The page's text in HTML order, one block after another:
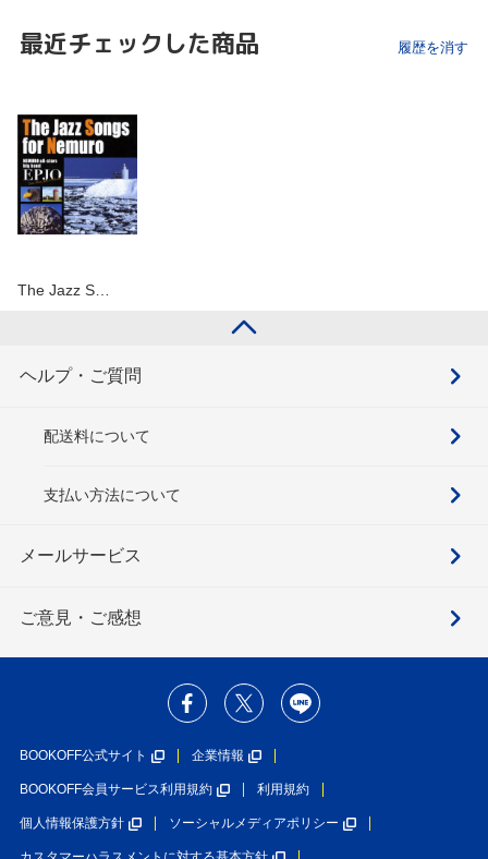
最近チェックした商品 履歴を消す
The Jazz S…
ヘルプ・ご質問
配送料について
支払い方法について
メールサービス
ご意見・ご感想
BOOKOFF公式サイト 企業情報
BOOKOFF会員サービス利用規約 利用規約
個人情報保護方針 ソーシャルメディアポリシー